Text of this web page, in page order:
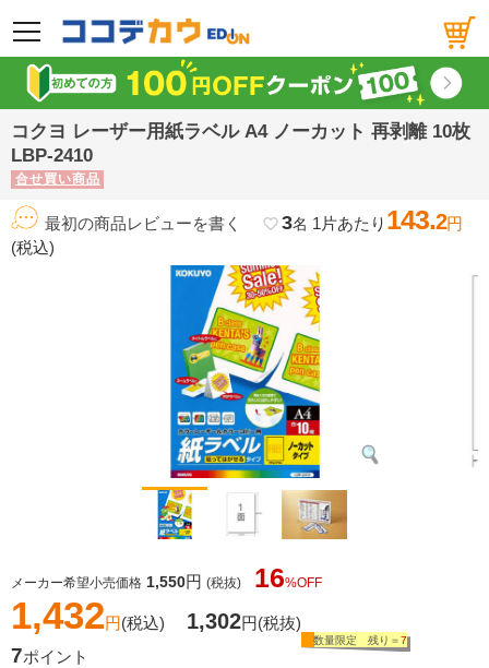
メニュー
コクヨ レーザー用紙ラベル A4 ノーカット 再剥離 10枚
LBP-2410
合せ買い商品
最初の商品レビューを書く favorite_border3名 1片あたり 143.2円
(税込)
メーカー希望小売価格 1,550円 (税抜) 16%OFF
1,432円(税込) 1,302円(税抜)
7ポイント
数量限定 残り＝7